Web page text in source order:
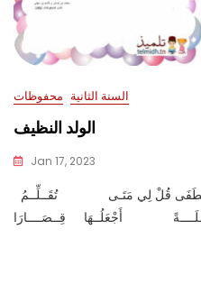
السنة الثانية محفوظات
الولد النظيف
Jan 17, 2023
مُصْطَفَى قُلْ لِي مَتَـى تُقَــلِّــمُ
أَجْعَلُــهَا قِــصَــــارَا